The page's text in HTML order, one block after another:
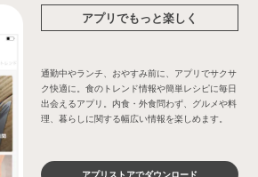
アプリでもっと楽しく
通勤中やランチ、おやすみ前に、アプリでサクサ
ク快適に。食のトレンド情報や簡単レシピに毎日
出会えるアプリ。内食・外食問わず、グルメや料
理、暮らしに関する幅広い情報を楽しめます。
アプリストアでダウンロード